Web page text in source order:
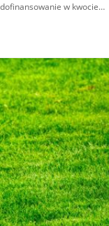
dofinansowanie w kwocie…